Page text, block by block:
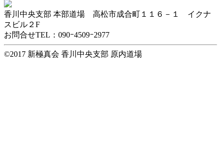
ー
カ
イ
ブ
香川中央支部 本部道場 高松市成合町１１６－１ イクナ
スビル２F
お問合せTEL：090ｰ4509ｰ2977
©2017 新極真会 香川中央支部 原内道場